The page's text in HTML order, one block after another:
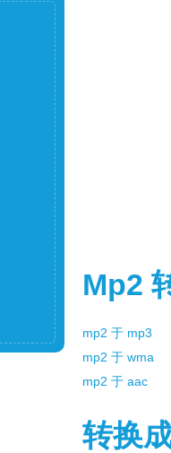
Mp2
mp2 于 mp3
mp2 于 wma
mp2 于 aac
转换